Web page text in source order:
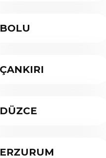
BOLU
ÇANKIRI
DÜZCE
ERZURUM